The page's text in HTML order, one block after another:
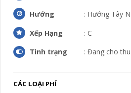
Hướng : Hướng Tây
Xếp Hạng : C
Tình trạng : Đang cho
CÁC LOẠI PHÍ